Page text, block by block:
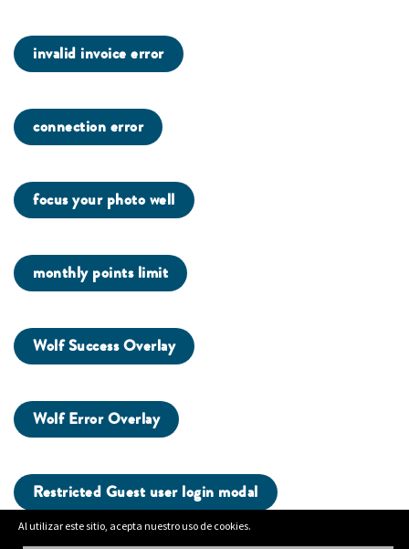
invalid invoice error
connection error
focus your photo well
monthly points limit
Wolf Success Overlay
Wolf Error Overlay
Restricted Guest user login modal
Al utilizar este sitio, acepta nuestro uso de cookies.